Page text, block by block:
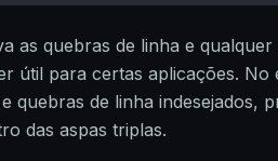
as quebras de linha e
útil para certas aplicações.
quebras de linha indesejados,
das aspas triplas.